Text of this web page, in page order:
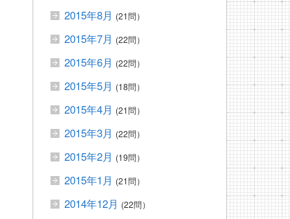
2015年8月 (21問）
2015年7月 (22問）
2015年6月 (22問）
2015年5月 (18問）
2015年4月 (21問）
2015年3月 (22問）
2015年2月 (19問）
2015年1月 (21問）
2014年12月 (22問）